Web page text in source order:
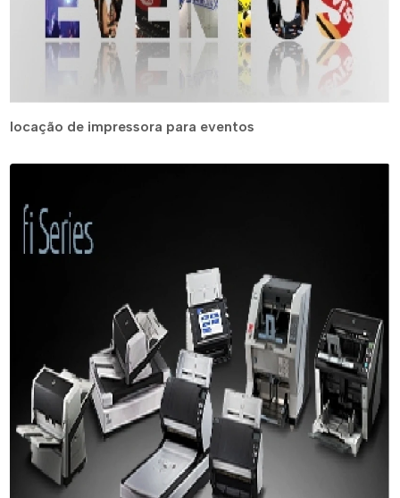
locação de impressora para eventos